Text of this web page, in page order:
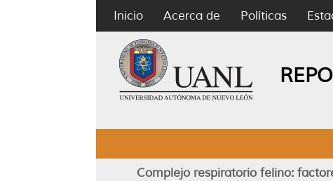
Inicio Acerca de Políticas
Complejo respiratorio felino: